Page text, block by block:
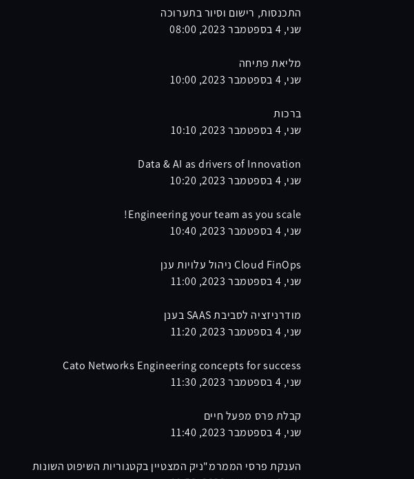
התכנסות, רישום וסיור בתערוכה
שני, 4 בספטמבר 2023, 08:00
מליאת פתיחה
שני, 4 בספטמבר 2023, 10:00
ברכות
שני, 4 בספטמבר 2023, 10:10
Data & AI as drivers of Innovation
שני, 4 בספטמבר 2023, 10:20
Engineering your team as you scale!
שני, 4 בספטמבר 2023, 10:40
Cloud FinOps ניהול עלויות ענן
שני, 4 בספטמבר 2023, 11:00
מודרניזציה לסביבת SAAS בענן
שני, 4 בספטמבר 2023, 11:20
Cato Networks Engineering concepts for success
שני, 4 בספטמבר 2023, 11:30
קבלת פרס מפעל חיים
שני, 4 בספטמבר 2023, 11:40
הענקת פרסי הממרמ"ניק המצטיין בקטגוריות השיפוט השונות